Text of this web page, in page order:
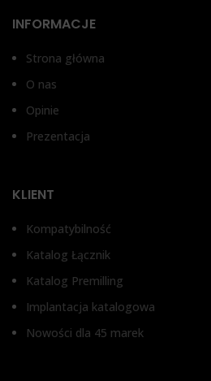
INFORMACJE
Strona główna
O nas
Opinie
Prezentacja
KLIENT
Kompatybilność
Katalog Łącznik
Katalog Premilling
Implantacja katalogowa
Nowości dla 45 marek